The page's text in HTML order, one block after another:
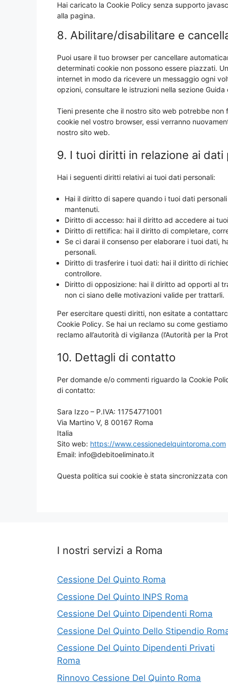
Hai caricato la Cookie Policy senza supporto
alla pagina.
8. Abilitare/disabilitare e
Puoi usare il tuo browser per cancellare
determinati cookie non possono essere piazzati.
internet in modo da ricevere un messaggio ogni
opzioni, consultare le istruzioni nella sezione
Tieni presente che il nostro sito web potrebbe
cookie nel vostro browser, essi verranno
nostro sito web.
9. I tuoi diritti in relazione ai dati
Hai i seguenti diritti relativi ai tuoi dati personali:
Hai il diritto di sapere quando i tuoi dati
mantenuti.
Diritto di accesso: hai il diritto ad accedere ai
Diritto di rettifica: hai il diritto di completare,
Se ci darai il consenso per elaborare i tuoi dati,
personali.
Diritto di trasferire i tuoi dati: hai il diritto di
controllore.
Diritto di opposizione: hai il diritto ad opporti al
non ci siano delle motivazioni valide per trattarli.
Per esercitare questi diritti, non esitate a
Cookie Policy. Se hai un reclamo su come
reclamo all’autorità di vigilanza (l’Autorità per la
10. Dettagli di contatto
Per domande e/o commenti riguardo la Cookie
di contatto:
Sara Izzo – P.IVA: 11754771001
Via Martino V, 8 00167 Roma
Italia
Sito web: https://www.cessionedelquintoroma.com
Email: info@debitoeliminato.it
Questa politica sui cookie è stata sincronizzata
I nostri servizi a Roma
Cessione Del Quinto Roma
Cessione Del Quinto INPS Roma
Cessione Del Quinto Dipendenti Roma
Cessione Del Quinto Dello Stipendio
Cessione Del Quinto Dipendenti Privati
Roma
Rinnovo Cessione Del Quinto Roma